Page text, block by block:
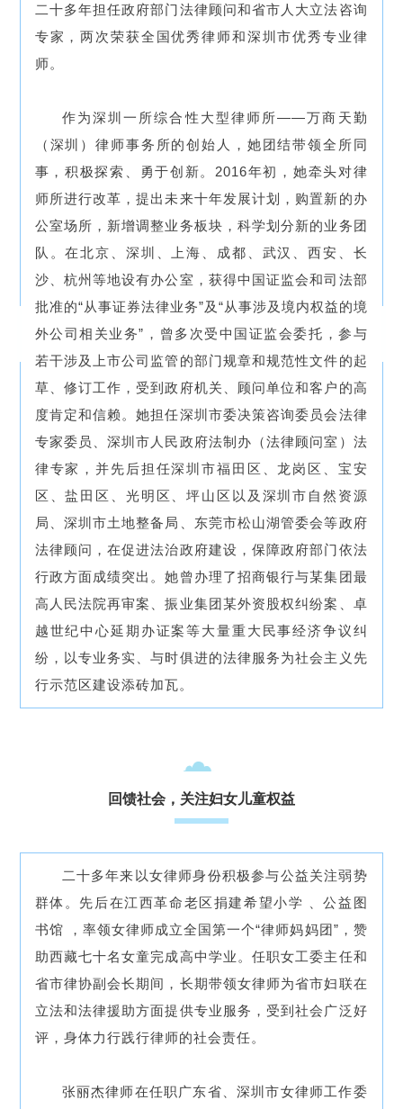
二十多年担任政府部门法律顾问和省市人大立法咨询
专家，两次荣获全国优秀律师和深圳市优秀专业律
师。
作为深圳一所综合性大型律师所——万商天勤
（深圳）律师事务所的创始人，她团结带领全所同
事，积极探索、勇于创新。2016年初，她牵头对律
师所进行改革，提出未来十年发展计划，购置新的办
公室场所，新增调整业务板块，科学划分新的业务团
队。在北京、深圳、上海、成都、武汉、西安、长
沙、杭州等地设有办公室，获得中国证监会和司法部
批准的“从事证券法律业务”及“从事涉及境内权益的境
外公司相关业务”，曾多次受中国证监会委托，参与
若干涉及上市公司监管的部门规章和规范性文件的起
草、修订工作，受到政府机关、顾问单位和客户的高
度肯定和信赖。她担任深圳市委决策咨询委员会法律
专家委员、深圳市人民政府法制办（法律顾问室）法
律专家，并先后担任深圳市福田区、龙岗区、宝安
区、盐田区、光明区、坪山区以及深圳市自然资源
局、深圳市土地整备局、东莞市松山湖管委会等政府
法律顾问，在促进法治政府建设，保障政府部门依法
行政方面成绩突出。她曾办理了招商银行与某集团最
高人民法院再审案、振业集团某外资股权纠纷案、卓
越世纪中心延期办证案等大量重大民事经济争议纠
纷，以专业务实、与时俱进的法律服务为社会主义先
行示范区建设添砖加瓦。
回馈社会，关注妇女儿童权益
二十多年来以女律师身份积极参与公益关注弱势
群体。先后在江西革命老区捐建希望小学 、公益图
书馆 ，率领女律师成立全国第一个“律师妈妈团”，赞
助西藏七十名女童完成高中学业。任职女工委主任和
省市律协副会长期间，长期带领女律师为省市妇联在
立法和法律援助方面提供专业服务，受到社会广泛好
评，身体力行践行律师的社会责任。
张丽杰律师在任职广东省、深圳市女律师工作委